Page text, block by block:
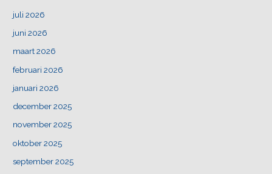
juli 2026
juni 2026
maart 2026
februari 2026
januari 2026
december 2025
november 2025
oktober 2025
september 2025